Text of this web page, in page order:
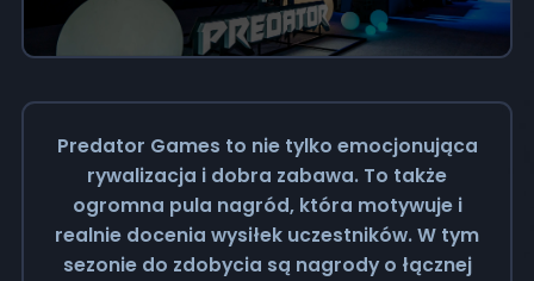
Predator Games to nie tylko emocjonująca
rywalizacja i dobra zabawa. To także
ogromna pula nagród, która motywuje i
realnie docenia wysiłek uczestników. W tym
sezonie do zdobycia są nagrody o łącznej